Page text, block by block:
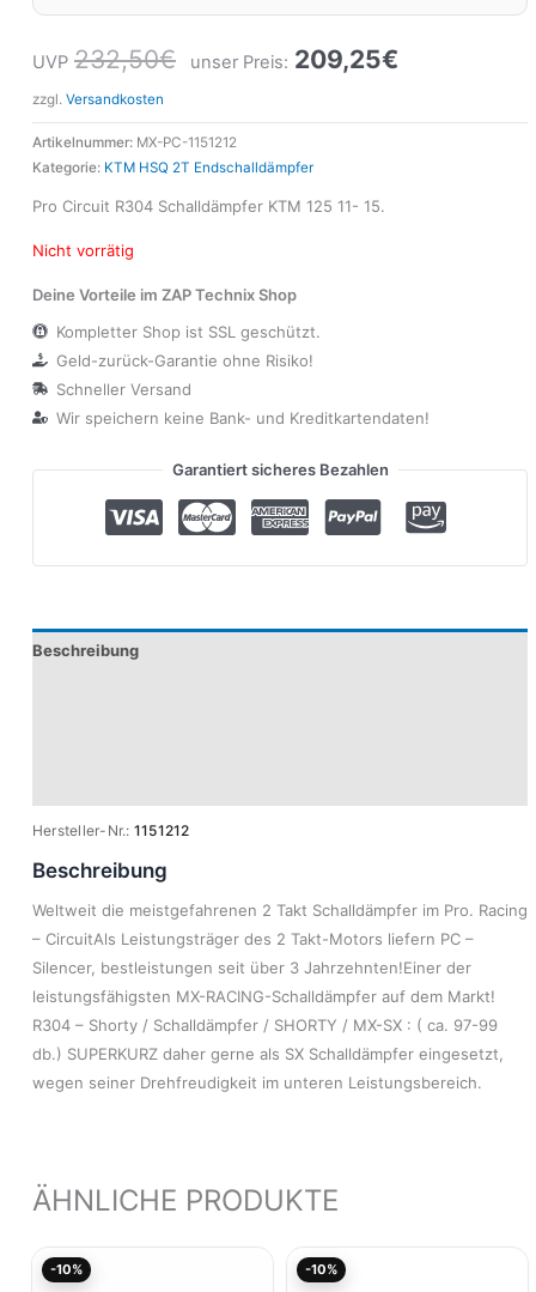
UVP 232,50€ unser Preis: 209,25€
zzgl. Versandkosten
Artikelnummer: MX-PC-1151212
Kategorie: KTM HSQ 2T Endschalldämpfer
Pro Circuit R304 Schalldämpfer KTM 125 11- 15.
Nicht vorrätig
Deine Vorteile im ZAP Technix Shop
Kompletter Shop ist SSL geschützt.
Geld-zurück-Garantie ohne Risiko!
Schneller Versand
Wir speichern keine Bank- und Kreditkartendaten!
Garantiert sicheres Bezahlen
Beschreibung
Hersteller-Nr.: 1151212
Beschreibung
Weltweit die meistgefahrenen 2 Takt Schalldämpfer im Pro. Racing
– CircuitAls Leistungsträger des 2 Takt-Motors liefern PC –
Silencer, bestleistungen seit über 3 Jahrzehnten!Einer der
leistungsfähigsten MX-RACING-Schalldämpfer auf dem Markt!
R304 – Shorty / Schalldämpfer / SHORTY / MX-SX : ( ca. 97-99
db.) SUPERKURZ daher gerne als SX Schalldämpfer eingesetzt,
wegen seiner Drehfreudigkeit im unteren Leistungsbereich.
ÄHNLICHE PRODUKTE
-10% -10%